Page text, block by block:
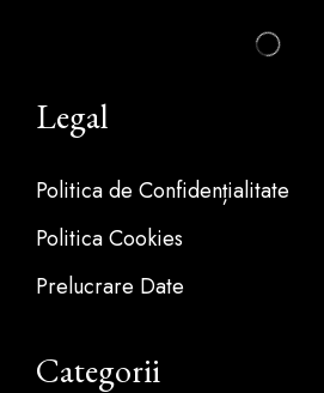
Legal
Politica de Confidențialitate
Politica Cookies
Prelucrare Date
Categorii